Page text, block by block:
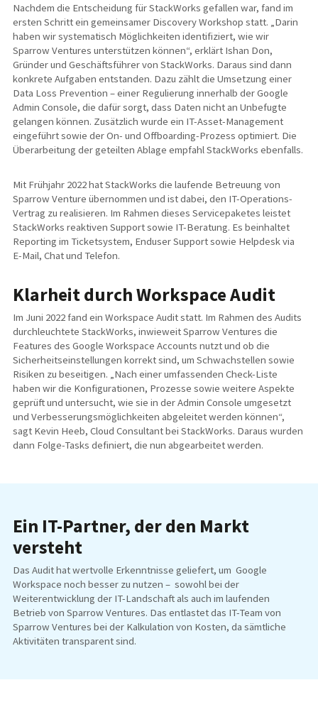
Nachdem die Entscheidung für StackWorks gefallen war, fand im
ersten Schritt ein gemeinsamer Discovery Workshop statt. „Darin
haben wir systematisch Möglichkeiten identifiziert, wie wir
Sparrow Ventures unterstützen können“, erklärt Ishan Don,
Gründer und Geschäftsführer von StackWorks. Daraus sind dann
konkrete Aufgaben entstanden. Dazu zählt die Umsetzung einer
Data Loss Prevention – einer Regulierung innerhalb der Google
Admin Console, die dafür sorgt, dass Daten nicht an Unbefugte
gelangen können. Zusätzlich wurde ein IT-Asset-Management
eingeführt sowie der On- und Offboarding-Prozess optimiert. Die
Überarbeitung der geteilten Ablage empfahl StackWorks ebenfalls.
Mit Frühjahr 2022 hat StackWorks die laufende Betreuung von
Sparrow Venture übernommen und ist dabei, den IT-Operations-
Vertrag zu realisieren. Im Rahmen dieses Servicepaketes leistet
StackWorks reaktiven Support sowie IT-Beratung. Es beinhaltet
Reporting im Ticketsystem, Enduser Support sowie Helpdesk via
E-Mail, Chat und Telefon.
Klarheit durch Workspace Audit
Im Juni 2022 fand ein Workspace Audit statt. Im Rahmen des Audits
durchleuchtete StackWorks, inwieweit Sparrow Ventures die
Features des Google Workspace Accounts nutzt und ob die
Sicherheitseinstellungen korrekt sind, um Schwachstellen sowie
Risiken zu beseitigen. „Nach einer umfassenden Check-Liste
haben wir die Konfigurationen, Prozesse sowie weitere Aspekte
geprüft und untersucht, wie sie in der Admin Console umgesetzt
und Verbesserungsmöglichkeiten abgeleitet werden können“,
sagt Kevin Heeb, Cloud Consultant bei StackWorks. Daraus wurden
dann Folge-Tasks definiert, die nun abgearbeitet werden.
Ein IT-Partner, der den Markt
versteht
Das Audit hat wertvolle Erkenntnisse geliefert, um Google
Workspace noch besser zu nutzen – sowohl bei der
Weiterentwicklung der IT-Landschaft als auch im laufenden
Betrieb von Sparrow Ventures. Das entlastet das IT-Team von
Sparrow Ventures bei der Kalkulation von Kosten, da sämtliche
Aktivitäten transparent sind.